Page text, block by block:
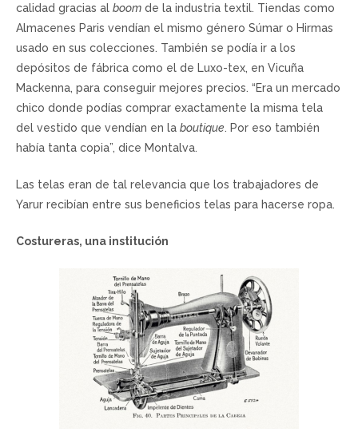
calidad gracias al boom de la industria textil. Tiendas como
Almacenes Paris vendían el mismo género Súmar o Hirmas
usado en sus colecciones. También se podía ir a los
depósitos de fábrica como el de Luxo-tex, en Vicuña
Mackenna, para conseguir mejores precios. “Era un mercado
chico donde podías comprar exactamente la misma tela
del vestido que vendían en la boutique. Por eso también
había tanta copia”, dice Montalva.
Las telas eran de tal relevancia que los trabajadores de
Yarur recibían entre sus beneficios telas para hacerse ropa.
Costureras, una institución